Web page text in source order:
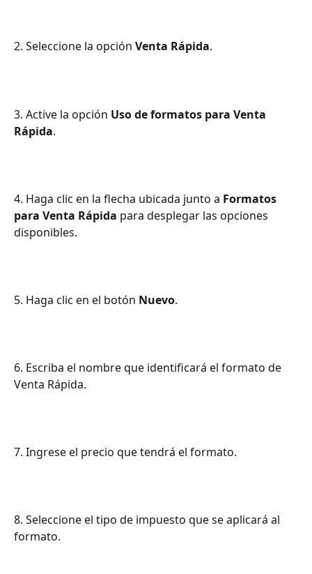
2. Seleccione la opción Venta Rápida.
3. Active la opción Uso de formatos para Venta
Rápida.
4. Haga clic en la flecha ubicada junto a Formatos
para Venta Rápida para desplegar las opciones
disponibles.
5. Haga clic en el botón Nuevo.
6. Escriba el nombre que identificará el formato de
Venta Rápida.
7. Ingrese el precio que tendrá el formato.
8. Seleccione el tipo de impuesto que se aplicará al
formato.